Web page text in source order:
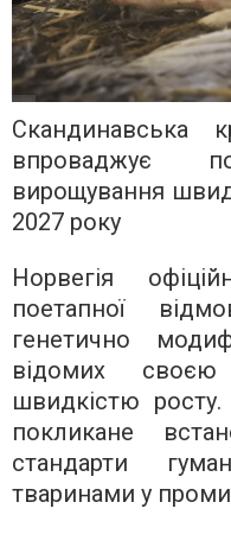
Скандинавська
впроваджує
вирощування
2027 року
Норвегія
поетапної
генетично
відомих
швидкістю росту.
покликане
стандарти
тваринами у